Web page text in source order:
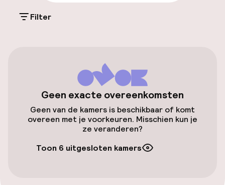
€ 25,00 per dag
Toegankelijkheid
Overal rolstoeltoegankelijk
Filter
Geen exacte overeenkomsten
Geen van de kamers is beschikbaar of komt
overeen met je voorkeuren. Misschien kun je
ze veranderen?
Toon 6 uitgesloten kamers